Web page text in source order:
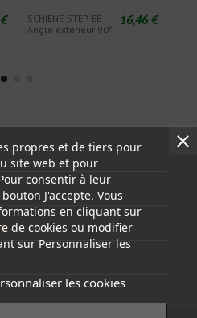
SCHIENE-STEP-EB -
Angle extérieur 90º
16,46 €
propres et de tiers pour
site web et pour
consentir à leur
J'accepte. Vous
en cliquant sur
de cookies ou modifier
sur Personnaliser les
les cookies